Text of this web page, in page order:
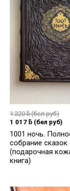
1 220ƃ(бел руб)
1 017 ƃ (бел руб)
1001 ночь.
собрание сказок
(подарочная
книга)